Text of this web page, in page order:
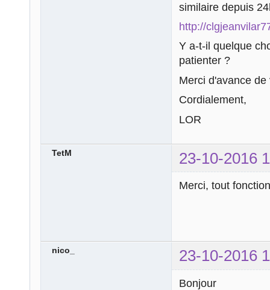
similaire depuis
http://
Y a-t-il quelque
patienter ?
Merci d'avance
Cordialement,
LOR
TetM 23-10-2016
Merci, tout
nico_ 23-10-2016
Bonjour